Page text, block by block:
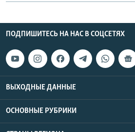
ПОДПИШИТЕСЬ НА НАС В СОЦСЕТЯХ
ВЫХОДНЫЕ ДАННЫЕ
ОСНОВНЫЕ РУБРИКИ